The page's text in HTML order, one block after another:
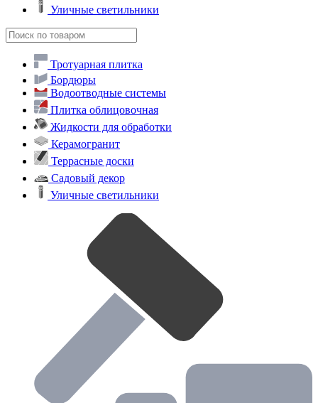
Уличные светильники
Тротуарная плитка
Бордюры
Водоотводные системы
Плитка облицовочная
Жидкости для обработки
Керамогранит
Террасные доски
Садовый декор
Уличные светильники